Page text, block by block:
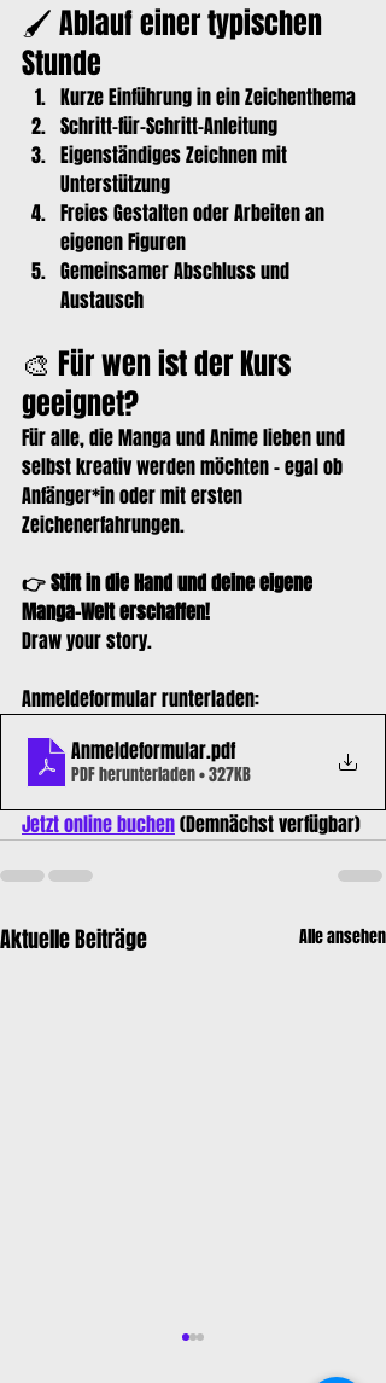
🖌️ Ablauf einer typischen
Stunde
Kurze Einführung in ein Zeichenthema
Schritt-für-Schritt-Anleitung
Eigenständiges Zeichnen mit
Unterstützung
Freies Gestalten oder Arbeiten an
eigenen Figuren
Gemeinsamer Abschluss und
Austausch
🎨 Für wen ist der Kurs
geeignet?
Für alle, die Manga und Anime lieben und
selbst kreativ werden möchten – egal ob
Anfänger*in oder mit ersten
Zeichenerfahrungen.
👉 Stift in die Hand und deine eigene
Manga-Welt erschaffen!
Draw your story.
Anmeldeformular runterladen:
Anmeldeformular.pdf
PDF herunterladen • 327KB
Jetzt online buchen (Demnächst verfügbar)
Aktuelle Beiträge Alle ansehen